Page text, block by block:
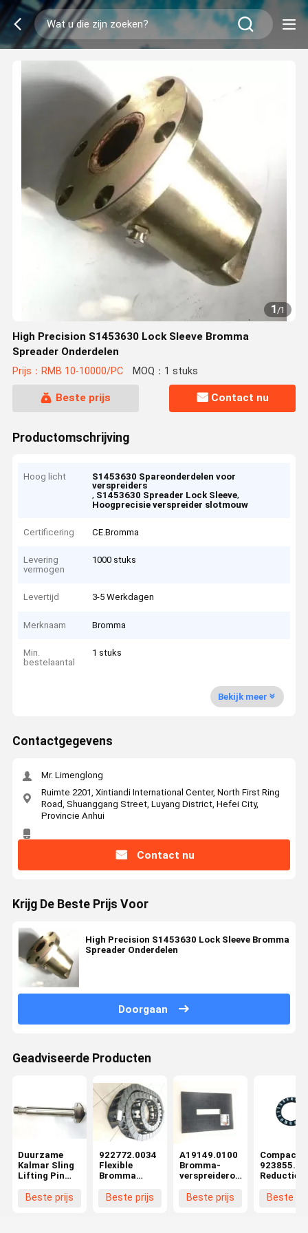
1/1
High Precision S1453630 Lock Sleeve Bromma
Spreader Onderdelen
Prijs：RMB 10-10000/PC MOQ：1 stuks
Beste prijs Contact nu
Productomschrijving
Hoog licht
S1453630 Spareonderdelen voor
verspreiders
, S1453630 Spreader Lock Sleeve,
Hoogprecisie verspreider slotmouw
Certificering CE.Bromma
Levering
vermogen
1000 stuks
Levertijd 3-5 Werkdagen
Merknaam Bromma
Min.
bestelaantal
1 stuks
Bekijk meer
Contactgegevens
Mr. Limenglong
Ruimte 2201, Xintiandi International Center, North First Ring
Road, Shuanggang Street, Luyang District, Hefei City,
Provincie Anhui
Contact nu
Krijg De Beste Prijs Voor
High Precision S1453630 Lock Sleeve Bromma
Spreader Onderdelen
Doorgaan
Geadviseerde Producten
Duurzame
Kalmar Sling
Lifting Pin
Spreader
Beste prijs
922772.0034
Flexible
Bromma
Spare Parts
Beste prijs
A19149.0100
Bromma-
verspreideronderdelen
schuiver
Beste prijs
Compact
Reductie-
Bromma-
Beste